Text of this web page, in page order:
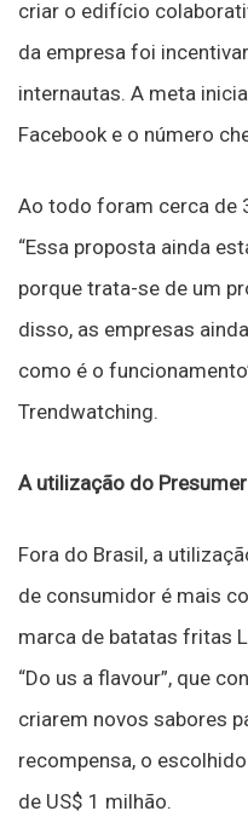
criar o edifício
da empresa foi
internautas. A meta
Facebook e o número
Ao todo foram cerca de
“Essa proposta ainda
porque trata-se de um
disso, as empresas
como é o
Trendwatching.
A utilização do
Fora do Brasil, a
de consumidor é mais
marca de batatas fritas
“Do us a flavour”, que
criarem novos sabores
recompensa, o
de US$ 1 milhão.